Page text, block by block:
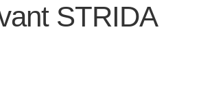
STRIDA